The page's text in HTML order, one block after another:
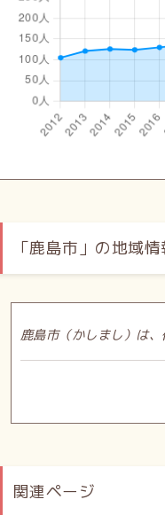
「鹿島市」の地域情
鹿島市（かしまし）は、
関連ページ